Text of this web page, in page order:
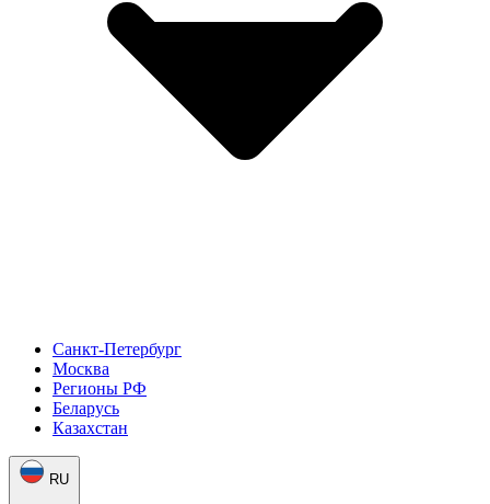
Санкт-Петербург
Москва
Регионы РФ
Беларусь
Казахстан
RU